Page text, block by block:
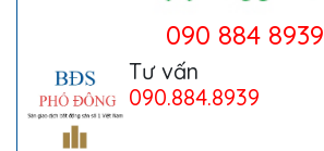
090 884 8939
Tư vấn
090.884.8939